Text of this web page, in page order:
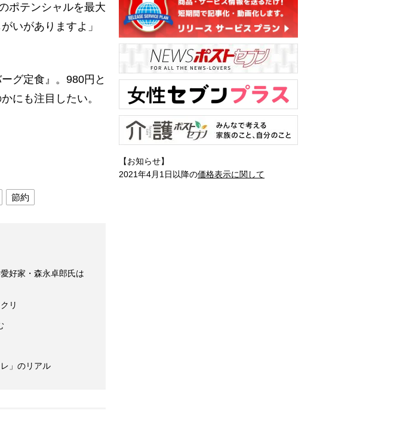
ポテンシャルを最大
いがありますよ」
グ定食』。980円と
にも注目したい。
節約
好家・森永卓郎氏は
リ
」のリアル
【お知らせ】
2021年4月1日以降の価格表示に関して